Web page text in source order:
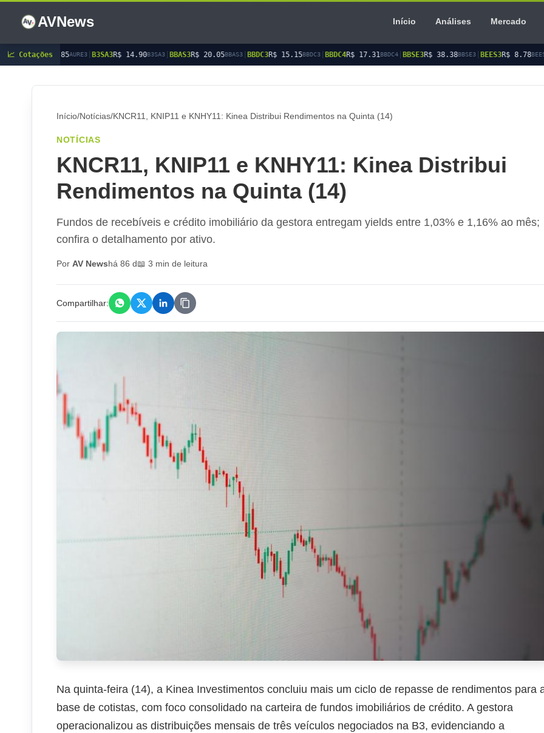
AVNews Início Análises Mercado
📈 Cotações
AURE3|B3SA3R$ 14.90B3SA3|BBAS3R$ 20.05BBAS3|BBDC3R$ 15.15BBDC3|BBDC4R$ 17.31BBDC4|BBSE3R$ 38.38BBSE3|BEES3R$ 8.78BEES3|BEES4 R$ 9.16
Início/Notícias/KNCR11, KNIP11 e KNHY11: Kinea Distribui Rendimentos na Quinta (14)
NOTÍCIAS
KNCR11, KNIP11 e KNHY11: Kinea Distribui
Rendimentos na Quinta (14)
Fundos de recebíveis e crédito imobiliário da gestora entregam yields entre 1,03% e 1,16% ao mês;
confira o detalhamento por ativo.
Por AV Newshá 86 d📖 3 min de leitura
Compartilhar:
Na quinta-feira (14), a Kinea Investimentos concluiu mais um ciclo de repasse de rendimentos para
base de cotistas, com foco consolidado na carteira de fundos imobiliários de crédito. A gestora
operacionalizou as distribuições mensais de três veículos negociados na B3, evidenciando a